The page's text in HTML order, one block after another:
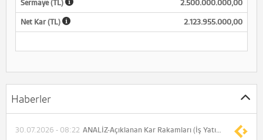
Sermaye (TL) 2.500.000.000,00
Net Kar (TL) 2.123.955.000,00
Haberler
ANALİZ-Açıklanan Kar Rakamları (İş Yatırım)
30.07.2026 - 08:22